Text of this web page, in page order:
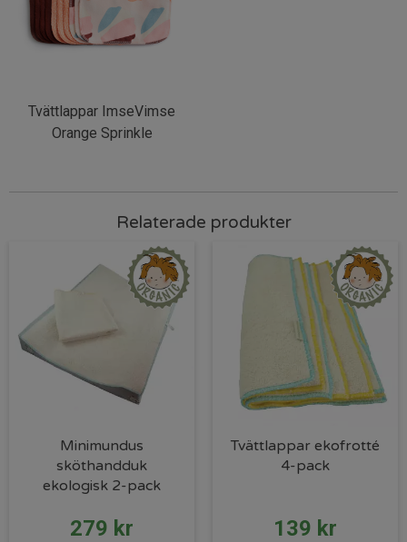
Tvättlappar ImseVimse
Orange Sprinkle
Relaterade produkter
Minimundus
sköthandduk
ekologisk 2-pack
279 kr
Tvättlappar ekofrotté
4-pack
139 kr